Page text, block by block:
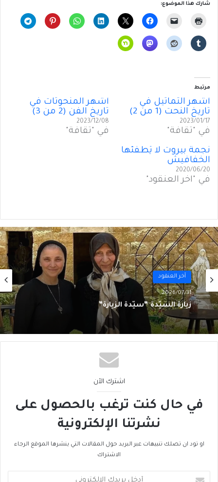
شارك هذا الموضوع:
مرتبط
أَشهر التماثيل في
تاريخ النحت (1 من 2)
2023/01/17
في "ثقافة"
أَشهر المنحوتات في
تاريخ الفن (2 من 3)
2023/12/08
في "ثقافة"
نجمةُ بيروت لا يُطفئها
الخفافيش
2020/06/20
في "آخر العنقود"
آخر العنقود
2026/07/27
لبنان فيليب سالم
اشترك الآن
في حال كنت ترغب بالحصول على
نشرتنا الإلكترونية
او تود ان تصلك تنبيهات عبر البريد حول المقالات التي ينشرها الموقع الرجاء
الاشتراك